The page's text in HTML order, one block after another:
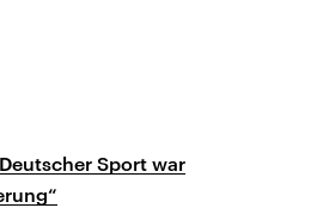
Sport war